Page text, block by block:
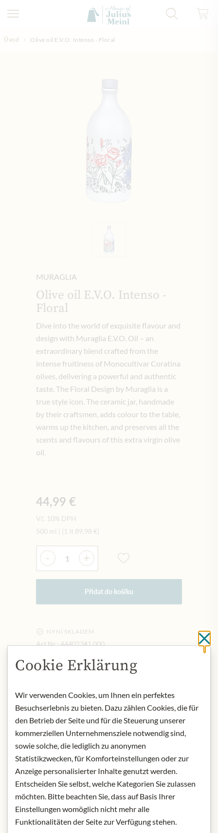
Úvod Olive oil E.V.O. Intenso - Floral
MURAGLIA
Olive oil E.V.O. Intenso -
Floral
Dive into the world of exquisite flavour and
design with Muraglia E.V.O. Oil – an
extraordinary blend crafted from the
intense fruitiness of Monocultivar Coratina
olives, delivering a powerful and authentic
taste. The Floral Design by Muraglia is a
true style icon. The ceramic jar, handmade
by their craftsmen, adds colour to the table,
warms up the kitchen, and preserves all the
scents and flavours of this extra virgin olive
oil.
44,99 €
Vč. 10% DPH
500 ml
(1 lt 89,98 €)
Množství
- +
Přidat do košíku
NYNÍ SKLADEM
Art.Nr.:444023#1.000
Aroma:Intense fruity. Powerful and
true. Intense green with golden hues.
Aromas of dill, fennel, artichoke,
pepper and hay. It leaves a tasty spicy
flavour.
Production details:Superior category
olive oil obtained directly from olives
and solely by mechanical means. Cold
Olive oil E.V. Intenso - 0,5L
Origin: Italy
Cookie Erklärung
Wir verwenden Cookies, um Ihnen ein perfektes
Besuchserlebnis zu bieten. Dazu zählen Cookies, die für
den Betrieb der Seite und für die Steuerung unserer
kommerziellen Unternehmensziele notwendig sind,
sowie solche, die lediglich zu anonymen
Statistikzwecken, für Komforteinstellungen oder zur
Anzeige personalisierter Inhalte genutzt werden.
Entscheiden Sie selbst, welche Kategorien Sie zulassen
möchten. Bitte beachten Sie, dass auf Basis Ihrer
Einstellungen womöglich nicht mehr alle
Funktionalitäten der Seite zur Verfügung stehen.